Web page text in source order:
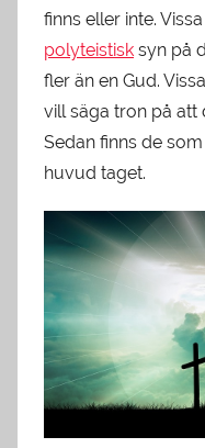
finns eller inte.
polyteistisk syn på
fler än en Gud.
vill säga tron på att
Sedan finns de
huvud taget.